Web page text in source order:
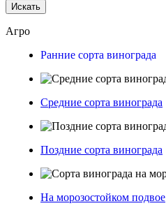
Искать
Агро
Ранние сорта винограда
Средние сорта винограда
Поздние сорта винограда
На морозостойком подвое